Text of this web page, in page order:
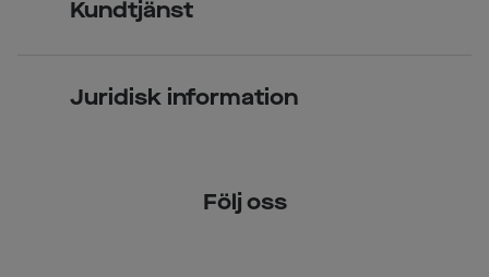
Kontaktlinser
Kundtjänst
Juridisk information
Följ oss